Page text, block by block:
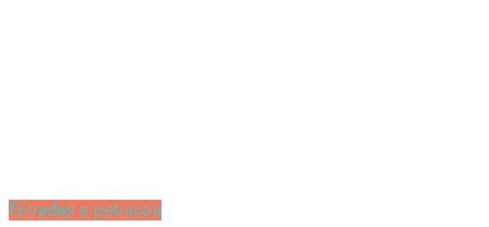
Entradas e petiscos